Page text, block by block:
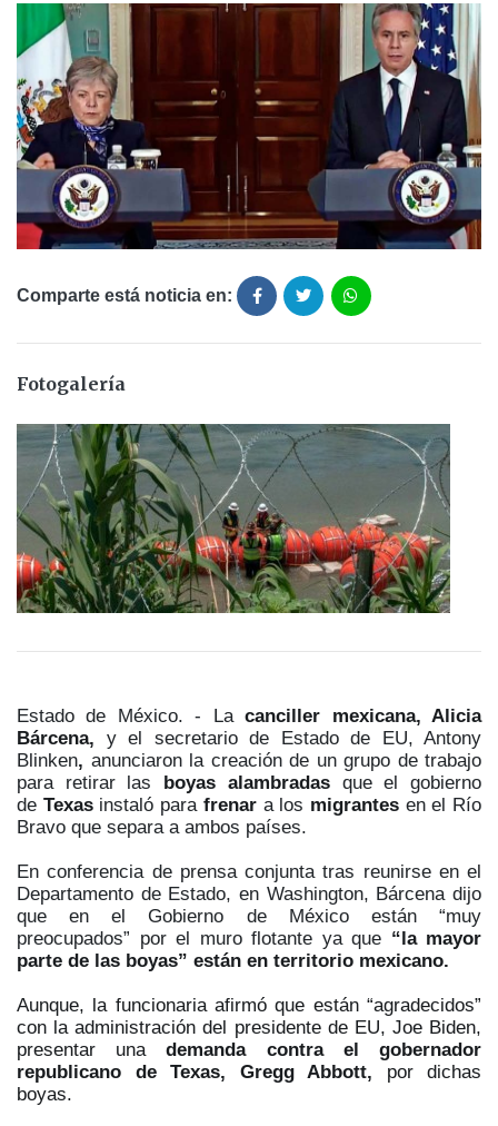
Comparte está noticia en:
Fotogalería
Estado de México. - Lacanciller mexicana, Alicia
Bárcena, y el secretario de Estado de EU, Antony
Blinken, anunciaron la creación de un grupo de trabajo
para retirar las boyas alambradasque el gobierno
de Texasinstaló para frenara los migrantesen el Río
Bravo que separa a ambos países.
En conferencia de prensa conjunta tras reunirse en el
Departamento de Estado, en Washington, Bárcena dijo
que en el Gobierno de México están “muy
preocupados” por el muro flotante ya que “la mayor
parte de las boyas” están en territorio mexicano.
Aunque, la funcionaria afirmó que están “agradecidos”
con la administración del presidente de EU, Joe Biden,
presentar unademanda contra el gobernador
republicano de Texas, Gregg Abbott, por dichas
boyas.